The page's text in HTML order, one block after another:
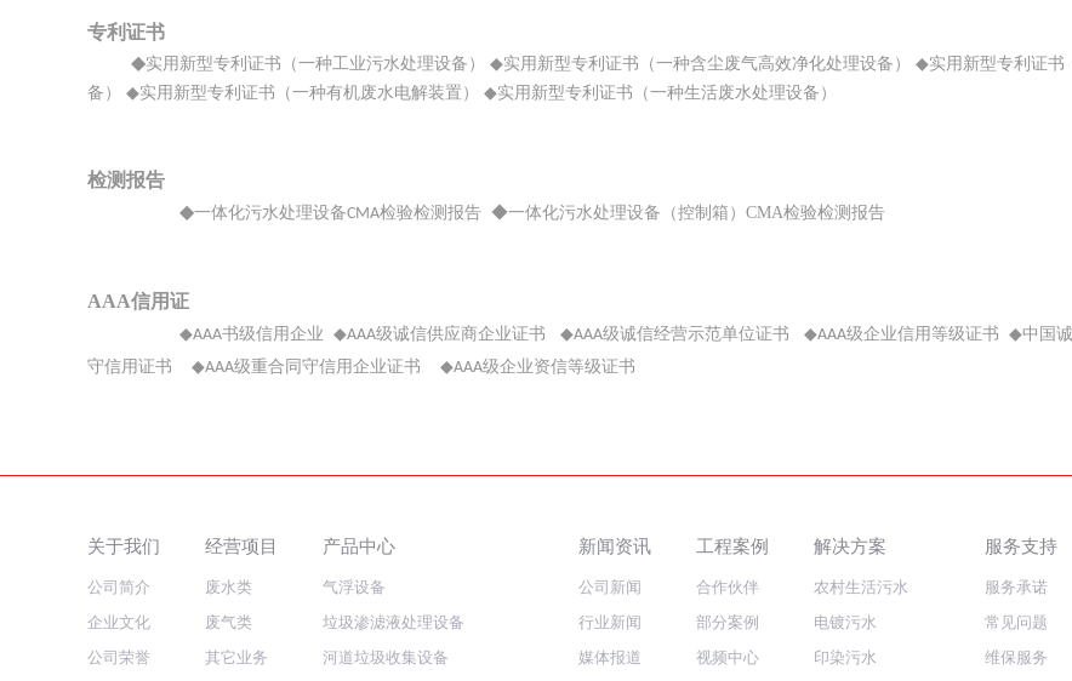
专利证书
◆实用新型专利证书（一种工业污水处理设备） ◆实用新型专利证书（一种含尘废气高效净化处理设备） ◆实用新型专利证书
备）
◆实用新型专利证书（一种有机废水电解装置） ◆实用新型专利证书（一种生活废水处理设备 ）
检测报告
◆一体化污水处理设备CMA检验检测报告 ◆一体化污水处理设备（控制箱）CMA检验检测报告
AAA信用证
◆AAA书级信用企业 ◆AAA级诚信供应商企业证书 ◆AAA级诚信经营示范单位证书 ◆AAA级企业信用等级证书 ◆中国
守信用证书 ◆AAA级重合同守信用企业证书 ◆AAA级企业资信等级证书
关于我们
公司简介
企业文化
公司荣誉
经营项目
废水类
废气类
其它业务
产品中心
气浮设备
垃圾渗滤液处理设备
河道垃圾收集设备
新闻资讯
公司新闻
行业新闻
媒体报道
工程案例
合作伙伴
部分案例
视频中心
解决方案
农村生活污水
电镀污水
印染污水
服务支持
服务承诺
常见问题
维保服务